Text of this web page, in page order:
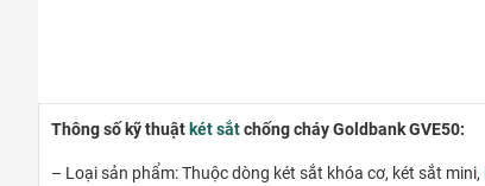
Thông số kỹ thuật két sắtchống cháy Goldbank GVE50:
– Loại sản phẩm: Thuộc dòng két sắt khóa cơ, két sắt mini,